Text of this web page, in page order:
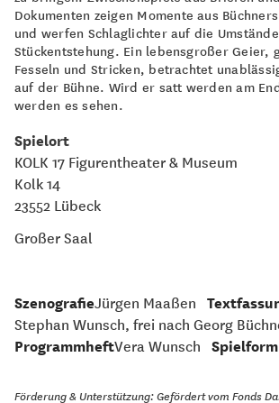
Dokumenten zeigen Momente aus
und werfen Schlaglichter auf die
Stückentstehung. Ein lebensgroßer Geier,
Fesseln und Stricken, betrachtet
auf der Bühne. Wird er satt werden am
werden es sehen.
Spielort
KOLK 17 Figurentheater & Museum
Kolk 14
23552 Lübeck
Großer Saal
SzenografieJürgen Maaßen
Stephan Wunsch, frei nach Georg
ProgrammheftVera Wunsch Spielform
Förderung & Unterstützung: Gefördert vom Fonds